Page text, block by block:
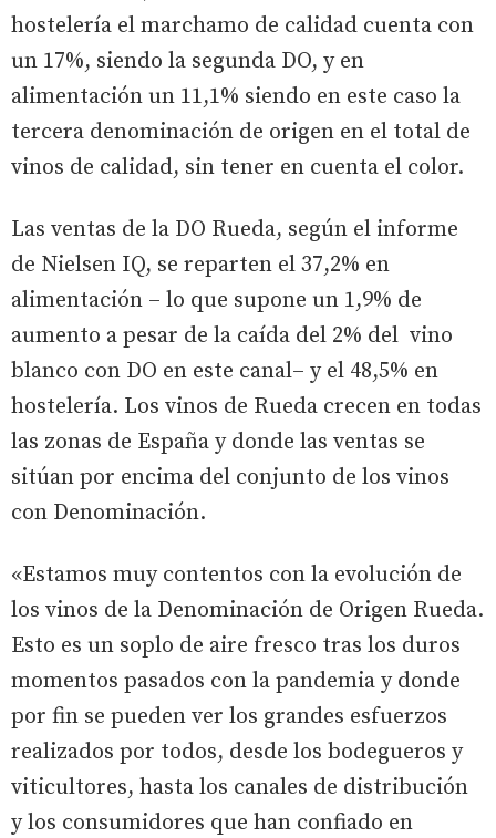
hostelería el marchamo de calidad cuenta con
un 17%, siendo la segunda DO, y en
alimentación un 11,1% siendo en este caso la
tercera denominación de origen en el total de
vinos de calidad, sin tener en cuenta el color.
Las ventas de la DO Rueda, según el informe
de Nielsen IQ, se reparten el 37,2% en
alimentación – lo que supone un 1,9% de
aumento a pesar de la caída del 2% del vino
blanco con DO en este canal– y el 48,5% en
hostelería. Los vinos de Rueda crecen en todas
las zonas de España y donde las ventas se
sitúan por encima del conjunto de los vinos
con Denominación.
«Estamos muy contentos con la evolución de
los vinos de la Denominación de Origen Rueda.
Esto es un soplo de aire fresco tras los duros
momentos pasados con la pandemia y donde
por fin se pueden ver los grandes esfuerzos
realizados por todos, desde los bodegueros y
viticultores, hasta los canales de distribución
y los consumidores que han confiado en